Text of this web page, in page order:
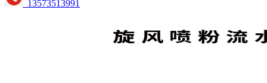
13573513991